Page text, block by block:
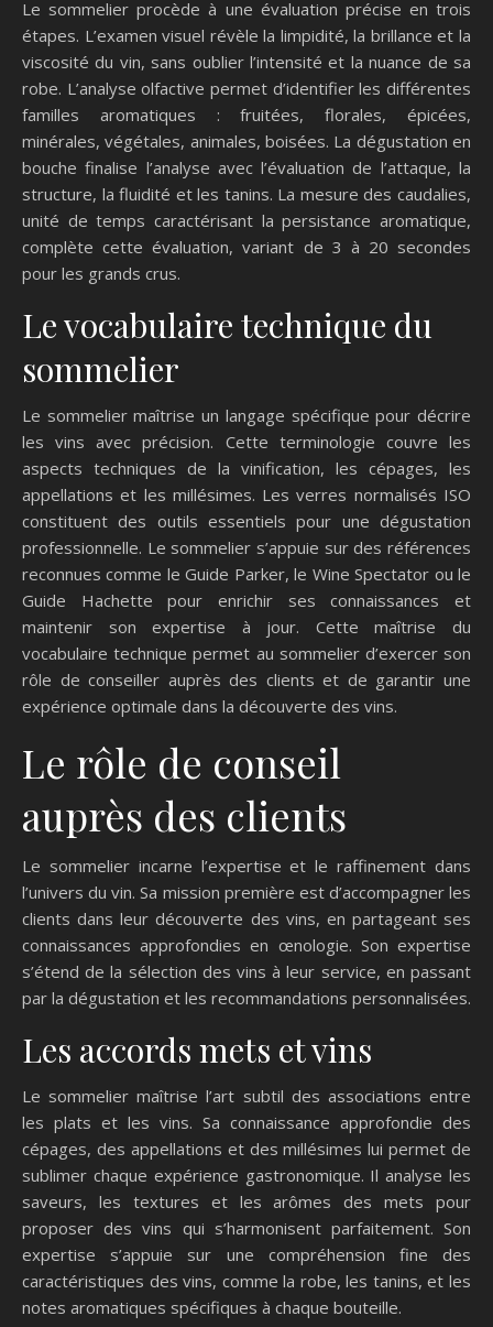
Le sommelier procède à une évaluation précise en trois
étapes. L’examen visuel révèle la limpidité, la brillance et la
viscosité du vin, sans oublier l’intensité et la nuance de sa
robe. L’analyse olfactive permet d’identifier les différentes
familles aromatiques : fruitées, florales, épicées,
minérales, végétales, animales, boisées. La dégustation en
bouche finalise l’analyse avec l’évaluation de l’attaque, la
structure, la fluidité et les tanins. La mesure des caudalies,
unité de temps caractérisant la persistance aromatique,
complète cette évaluation, variant de 3 à 20 secondes
pour les grands crus.
Le vocabulaire technique du
sommelier
Le sommelier maîtrise un langage spécifique pour décrire
les vins avec précision. Cette terminologie couvre les
aspects techniques de la vinification, les cépages, les
appellations et les millésimes. Les verres normalisés ISO
constituent des outils essentiels pour une dégustation
professionnelle. Le sommelier s’appuie sur des références
reconnues comme le Guide Parker, le Wine Spectator ou le
Guide Hachette pour enrichir ses connaissances et
maintenir son expertise à jour. Cette maîtrise du
vocabulaire technique permet au sommelier d’exercer son
rôle de conseiller auprès des clients et de garantir une
expérience optimale dans la découverte des vins.
Le rôle de conseil
auprès des clients
Le sommelier incarne l’expertise et le raffinement dans
l’univers du vin. Sa mission première est d’accompagner les
clients dans leur découverte des vins, en partageant ses
connaissances approfondies en œnologie. Son expertise
s’étend de la sélection des vins à leur service, en passant
par la dégustation et les recommandations personnalisées.
Les accords mets et vins
Le sommelier maîtrise l’art subtil des associations entre
les plats et les vins. Sa connaissance approfondie des
cépages, des appellations et des millésimes lui permet de
sublimer chaque expérience gastronomique. Il analyse les
saveurs, les textures et les arômes des mets pour
proposer des vins qui s’harmonisent parfaitement. Son
expertise s’appuie sur une compréhension fine des
caractéristiques des vins, comme la robe, les tanins, et les
notes aromatiques spécifiques à chaque bouteille.